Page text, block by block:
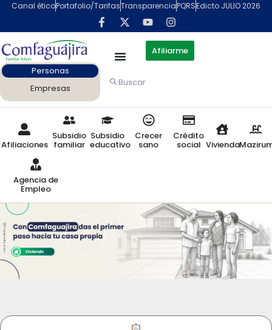
contenido
Canal éticoPortafolio/TarifasTransparenciaPQRSEdicto JULIO 2026
Afiliarme
Personas
Empresas
Buscar
Afiliaciones
Subsidio
familiar
Subsidio
educativo
Crecer
sano
Crédito
social Vivienda
Agencia de
Empleo